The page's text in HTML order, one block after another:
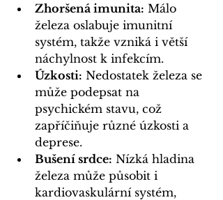
Zhoršená imunita: Málo
železa oslabuje imunitní
systém, takže vzniká i větší
náchylnost k infekcím.
Úzkosti: Nedostatek železa se
může podepsat na
psychickém stavu, což
zapříčiňuje různé úzkosti a
deprese.
Bušení srdce: Nízká hladina
železa může působit i
kardiovaskulární systém,